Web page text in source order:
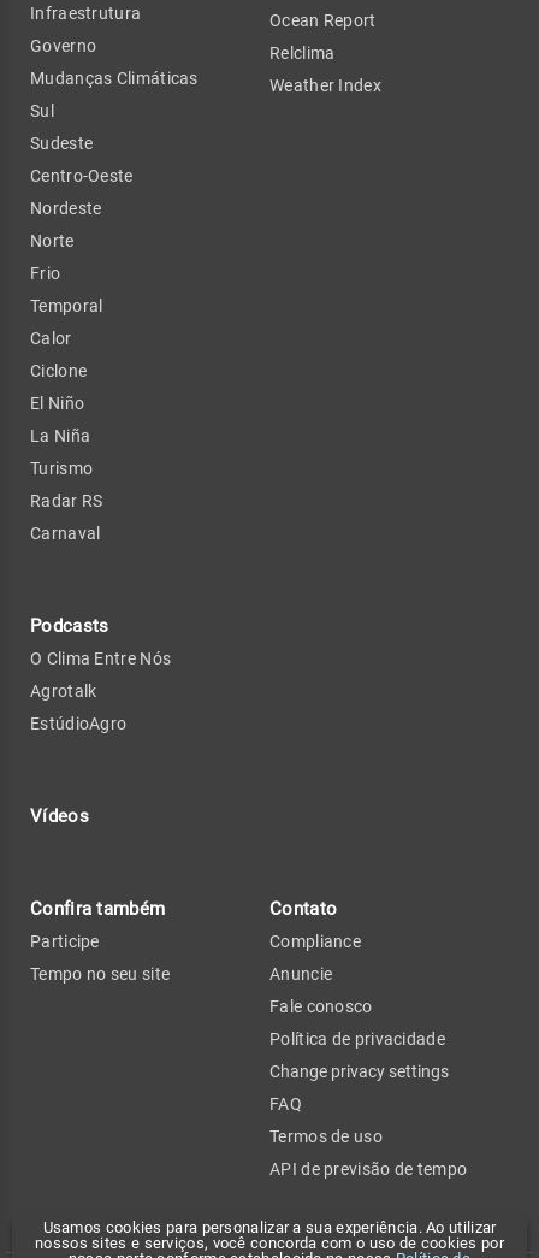
Usamos cookies para personalizar a sua experiência. Ao utilizar
nossos sites e serviços, você concorda com o uso de cookies por
Infraestrutura
Governo
Mudanças Climáticas
Sul
Sudeste
Centro-Oeste
Nordeste
Norte
Frio
Temporal
Calor
Ciclone
El Niño
La Niña
Turismo
Radar RS
Carnaval
Podcasts
O Clima Entre Nós
Agrotalk
EstúdioAgro
Vídeos
Ocean Report
Relclima
Weather Index
Confira também
Participe
Tempo no seu site
Contato
Compliance
Anuncie
Fale conosco
Política de privacidade
Change privacy settings
FAQ
Termos de uso
API de previsão de tempo